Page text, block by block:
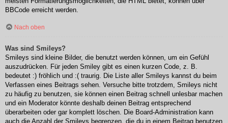
BBCode erreicht werden.
Nach oben
Was sind Smileys?
Smileys sind kleine Bilder, die benutzt werden können, um ein Gefühl
auszudrücken. Für jeden Smiley gibt es einen kurzen Code, z. B.
bedeutet :) fröhlich und :( traurig. Die Liste aller Smileys kannst du beim
Verfassen eines Beitrags sehen. Versuche bitte trotzdem, Smileys nicht
zu häufig zu benutzen, sie können einen Beitrag schnell unlesbar machen
und ein Moderator könnte deshalb deinen Beitrag entsprechend
überarbeiten oder gar komplett löschen. Die Board-Administration kann
auch die Anzahl der Smileys begrenzen, die du in einem Beitrag benutzen